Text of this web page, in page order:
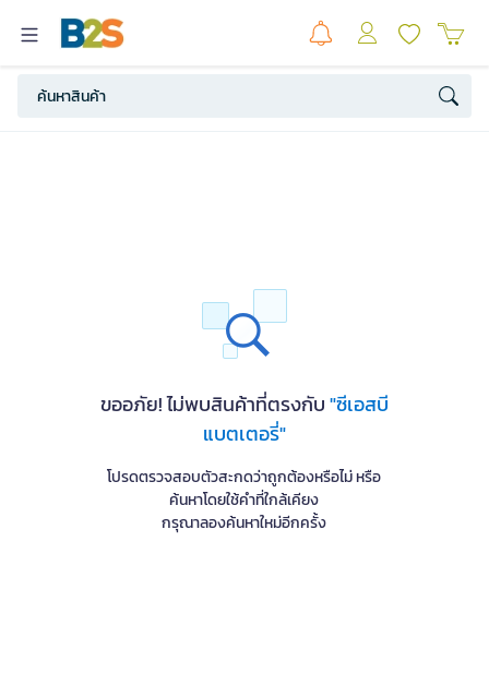
ขออภัย! ไม่พบสินค้าที่ตรงกับ"ซีเอสบี
แบตเตอรี่"
โปรดตรวจสอบตัวสะกดว่าถูกต้องหรือไม่ หรือ
ค้นหาโดยใช้คำที่ใกล้เคียง
กรุณาลองค้นหาใหม่อีกครั้ง